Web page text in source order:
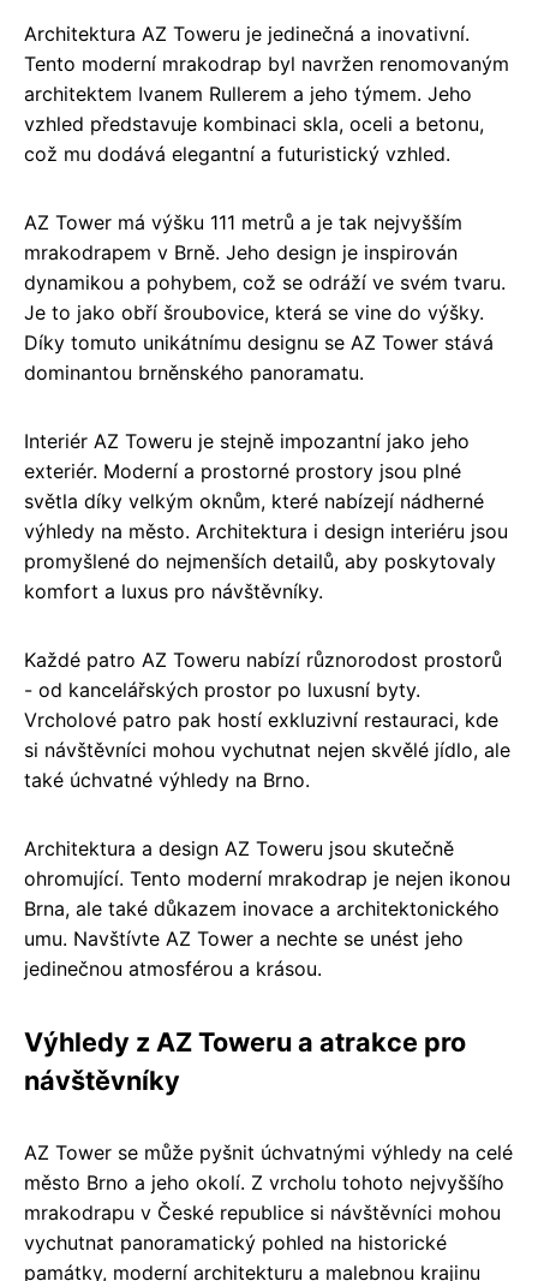
Architektura AZ Toweru je jedinečná a inovativní.
Tento moderní mrakodrap byl navržen renomovaným
architektem Ivanem Rullerem a jeho týmem. Jeho
vzhled představuje kombinaci skla, oceli a betonu,
což mu dodává elegantní a futuristický vzhled.
AZ Tower má výšku 111 metrů a je tak nejvyšším
mrakodrapem v Brně. Jeho design je inspirován
dynamikou a pohybem, což se odráží ve svém tvaru.
Je to jako obří šroubovice, která se vine do výšky.
Díky tomuto unikátnímu designu se AZ Tower stává
dominantou brněnského panoramatu.
Interiér AZ Toweru je stejně impozantní jako jeho
exteriér. Moderní a prostorné prostory jsou plné
světla díky velkým oknům, které nabízejí nádherné
výhledy na město. Architektura i design interiéru jsou
promyšlené do nejmenších detailů, aby poskytovaly
komfort a luxus pro návštěvníky.
Každé patro AZ Toweru nabízí různorodost prostorů
- od kancelářských prostor po luxusní byty.
Vrcholové patro pak hostí exkluzivní restauraci, kde
si návštěvníci mohou vychutnat nejen skvělé jídlo, ale
také úchvatné výhledy na Brno.
Architektura a design AZ Toweru jsou skutečně
ohromující. Tento moderní mrakodrap je nejen ikonou
Brna, ale také důkazem inovace a architektonického
umu. Navštívte AZ Tower a nechte se unést jeho
jedinečnou atmosférou a krásou.
Výhledy z AZ Toweru a atrakce pro
návštěvníky
AZ Tower se může pyšnit úchvatnými výhledy na celé
město Brno a jeho okolí. Z vrcholu tohoto nejvyššího
mrakodrapu v České republice si návštěvníci mohou
vychutnat panoramatický pohled na historické
památky, moderní architekturu a malebnou krajinu